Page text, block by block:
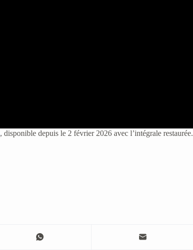
, disponible depuis le 2 février 2026 avec l’intégrale restaurée.